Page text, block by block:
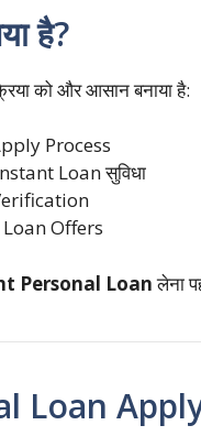
है?
को और आसान बनाया है:
Process
Loan सुविधा
Offers
Personal Loanलेना
Loan